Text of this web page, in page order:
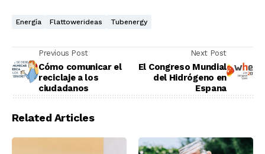
Energía Flattowerideas Tubenergy
Previous Post
Cómo comunicar el
reciclaje a los
ciudadanos
Next Post
El Congreso Mundial
del Hidrógeno en
Espana
Related Articles